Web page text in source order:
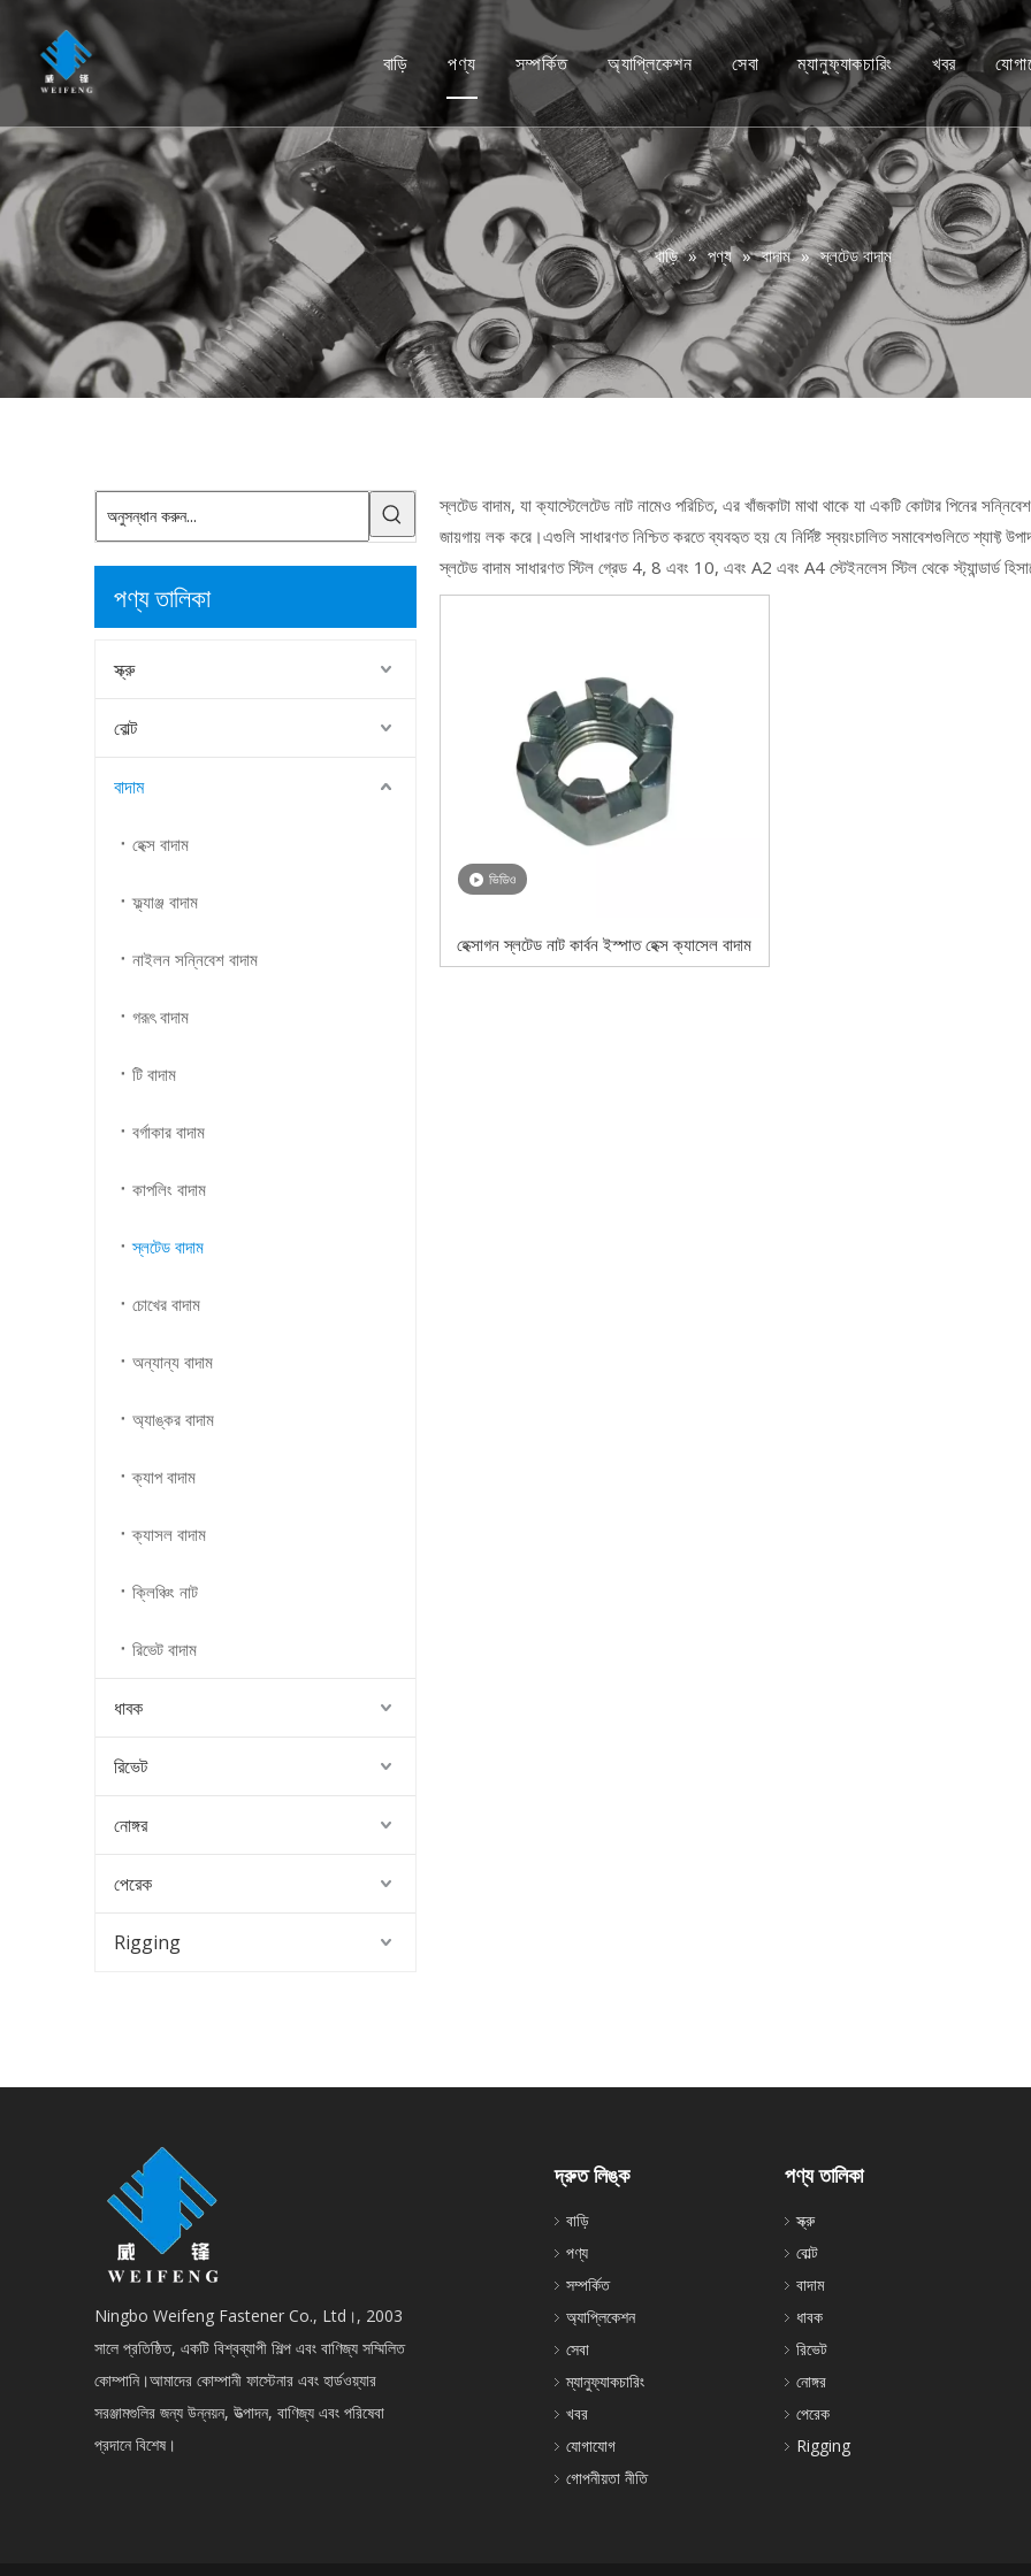
বাড়ি পণ্য
বোল্ট
বাদাম
ধাবক
রিভেট
নোঙ্গর
সম্পর্কিত অ্যাপ্লিকেশন সেবা
কাস্টম
পরামর্শ
FAQ
ম্যানুফ্যাকচারিং
ভিডিও
খবর
বাড়ি » পণ্য » বাদাম » স্লটেড বাদাম
পণ্য তালিকা
স্ক্রু
বোল্ট
বাদাম
হেক্স বাদাম
ফ্ল্যাঞ্জ বাদাম
নাইলন সন্নিবেশ বাদাম
গরূৎ বাদাম
টি বাদাম
বর্গাকার বাদাম
কাপলিং বাদাম
স্লটেড বাদাম
চোখের বাদাম
অন্যান্য বাদাম
অ্যাঙ্কর বাদাম
ক্যাপ বাদাম
ক্যাসল বাদাম
ক্লিঞ্চিং নাট
রিভেট বাদাম
ধাবক
রিভেট
নোঙ্গর
পেরেক
Rigging
স্লটেড বাদাম, যা ক্যাস্টেলেটেড নাট নামেও পরিচিত, এর খাঁজকাটা মাথা থাকে যা একটি কোটার পিনের
জায়গায় লক করে।এগুলি সাধারণত নিশ্চিত করতে ব্যবহৃত হয় যে নির্দিষ্ট স্বয়ংচালিত সমাবেশগুলিতে শ্যাফ্ট
স্লটেড বাদাম সাধারণত স্টিল গ্রেড 4, 8 এবং 10, এবং A2 এবং A4 স্টেইনলেস স্টিল থেকে স্ট্যান্ডার্ড
ভিডিও
হেক্সাগন স্লটেড নাট কার্বন ইস্পাত হেক্স ক্যাসেল বাদাম
Ningbo Weifeng Fastener Co., Ltd।, 2003
সালে প্রতিষ্ঠিত, একটি বিশ্বব্যাপী শিল্প এবং বাণিজ্য সম্মিলিত
কোম্পানি।আমাদের কোম্পানী ফাস্টেনার এবং হার্ডওয়্যার
সরঞ্জামগুলির জন্য উন্নয়ন, উত্পাদন, বাণিজ্য এবং পরিষেবা
প্রদানে বিশেষ।
দ্রুত লিঙ্ক
বাড়ি
পণ্য
সম্পর্কিত
অ্যাপ্লিকেশন
সেবা
ম্যানুফ্যাকচারিং
খবর
যোগাযোগ
গোপনীয়তা নীতি
পণ্য তালিকা
স্ক্রু
বোল্ট
বাদাম
ধাবক
রিভেট
নোঙ্গর
পেরেক
Rigging